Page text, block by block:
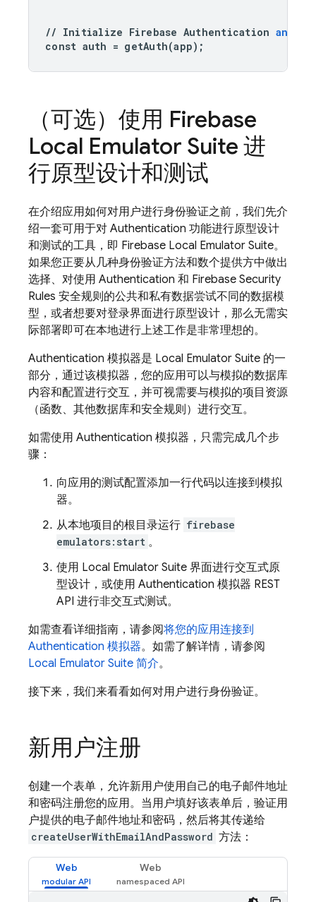
// Initialize Firebase Authentication and
const auth = getAuth(app);
（可选）使用 Firebase
Local Emulator Suite 进
行原型设计和测试
在介绍应用如何对用户进行身份验证之前，我们先介
绍一套可用于对 Authentication 功能进行原型设计
和测试的工具，即 Firebase Local Emulator Suite。
如果您正要从几种身份验证方法和数个提供方中做出
选择、对使用 Authentication 和 Firebase Security
Rules 安全规则的公共和私有数据尝试不同的数据模
型，或者想要对登录界面进行原型设计，那么无需实
际部署即可在本地进行上述工作是非常理想的。
Authentication 模拟器是 Local Emulator Suite 的一
部分，通过该模拟器，您的应用可以与模拟的数据库
内容和配置进行交互，并可视需要与模拟的项目资源
（函数、其他数据库和安全规则）进行交互。
如需使用 Authentication 模拟器，只需完成几个步
骤：
向应用的测试配置添加一行代码以连接到模拟
器。
从本地项目的根目录运行 firebase
emulators:start 。
使用 Local Emulator Suite 界面进行交互式原
型设计，或使用 Authentication 模拟器 REST
API 进行非交互式测试。
如需查看详细指南，请参阅将您的应用连接到
Authentication 模拟器。如需了解详情，请参阅
Local Emulator Suite 简介。
接下来，我们来看看如何对用户进行身份验证。
新用户注册
创建一个表单，允许新用户使用自己的电子邮件地址
和密码注册您的应用。当用户填好该表单后，验证用
户提供的电子邮件地址和密码，然后将其传递给
createUserWithEmailAndPassword 方法：
Web Web